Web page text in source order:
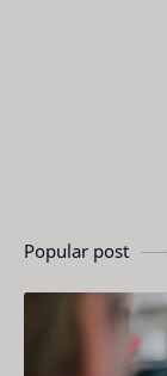
Popular post